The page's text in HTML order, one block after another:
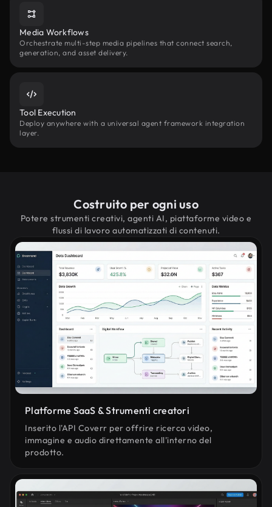
Media Workflows
Orchestrate multi-step media pipelines that connect search,
generation, and asset delivery.
Tool Execution
Deploy anywhere with a universal agent framework integration
layer.
Costruito per ogni uso
Potere strumenti creativi, agenti AI, piattaforme video e
flussi di lavoro automatizzati di contenuti.
Platforme SaaS & Strumenti creatori
Inserito l'API Coverr per offrire ricerca video,
immagine e audio direttamente all'interno del
prodotto.